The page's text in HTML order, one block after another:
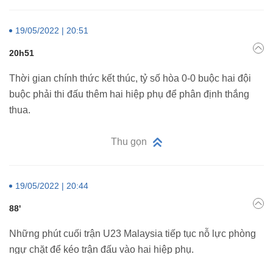
19/05/2022 | 20:51
20h51
Thời gian chính thức kết thúc, tỷ số hòa 0-0 buộc hai đội
buộc phải thi đấu thêm hai hiệp phụ để phân định thắng
thua.
Thu gọn
19/05/2022 | 20:44
88'
Những phút cuối trận U23 Malaysia tiếp tục nỗ lực phòng
ngự chặt để kéo trận đấu vào hai hiệp phụ.